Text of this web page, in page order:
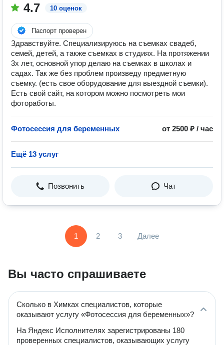
4.7 10 оценок
Паспорт проверен
Здравствуйте. Специализируюсь на съемках свадеб,
семей, детей, а также съемках в студиях. На протяжении
3х лет, основной упор делаю на съемках в школах и
садах. Так же без проблем произведу предметную
съемку. (есть свое оборудование для выездной съемки).
Есть свой сайт, на котором можно посмотреть мои
фотоработы.
Фотосессия для беременных от 2500 ₽ / час
Ещё 13 услуг
Позвонить Чат
1 2 3 Далее
Вы часто спрашиваете
Сколько в Химках специалистов, которые
оказывают услугу «Фотосессия для беременных»?
На Яндекс Исполнителях зарегистрированы 180
проверенных специалистов, оказывающих услугу